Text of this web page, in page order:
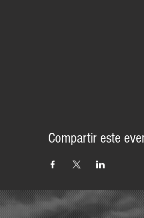
Compartir este